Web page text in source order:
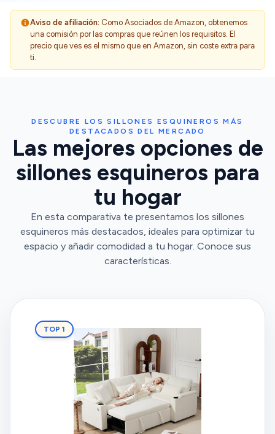
Aviso de afiliación: Como Asociados de Amazon, obtenemos
una comisión por las compras que reúnen los requisitos. El
precio que ves es el mismo que en Amazon, sin coste extra para
ti.
DESCUBRE LOS SILLONES ESQUINEROS MÁS
DESTACADOS DEL MERCADO
Las mejores opciones de
sillones esquineros para
tu hogar
En esta comparativa te presentamos los sillones
esquineros más destacados, ideales para optimizar tu
espacio y añadir comodidad a tu hogar. Conoce sus
características.
TOP 1